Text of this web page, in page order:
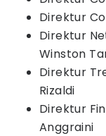
Direktur
Direktur
Winston
Direktur
Rizaldi
Direktur
Anggraini